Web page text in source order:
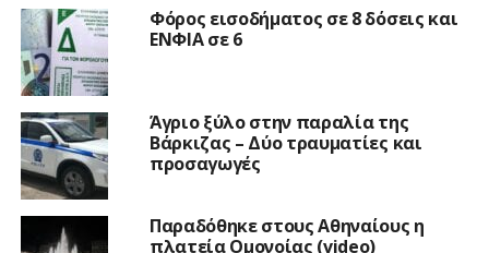
Φόρος εισοδήματος σε 8 δόσεις και
ΕΝΦΙΑ σε 6
Άγριο ξύλο στην παραλία της
Βάρκιζας – Δύο τραυματίες και
προσαγωγές
Παραδόθηκε στους Αθηναίους η
πλατεία Ομονοίας (video)